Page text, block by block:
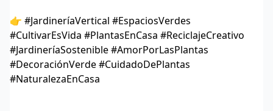
👉 #JardineríaVertical #EspaciosVerdes
#CultivarEsVida #PlantasEnCasa #ReciclajeCreativo
#JardineríaSostenible #AmorPorLasPlantas
#DecoraciónVerde #CuidadoDePlantas
#NaturalezaEnCasa